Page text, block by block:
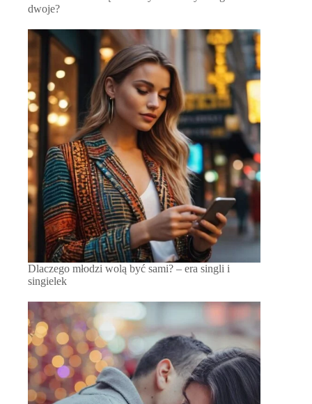
dwoje?
Dlaczego młodzi wolą być sami? – era singli i
singielek